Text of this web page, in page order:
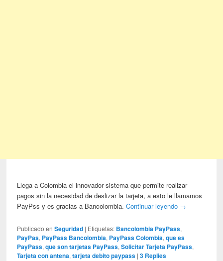
Llega a Colombia el innovador sistema que permite realizar
pagos sin la necesidad de deslizar la tarjeta, a esto le llamamos
PayPss y es gracias a Bancolombia.Continuar leyendo →
Publicado en Seguridad | Etiquetas: Bancolombia PayPass,
PayPas, PayPass Bancolombia, PayPass Colombia,que es
PayPass,que son tarjetas PayPass,Solicitar Tarjeta PayPass,
Tarjeta con antena,tarjeta debito paypass |3 Replies